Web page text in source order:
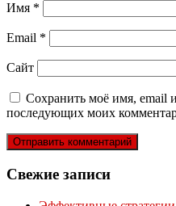
Имя *
Email *
Сайт
Сохранить моё имя, email
последующих моих
Свежие записи